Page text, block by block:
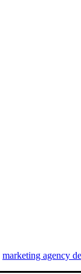
marketing agency